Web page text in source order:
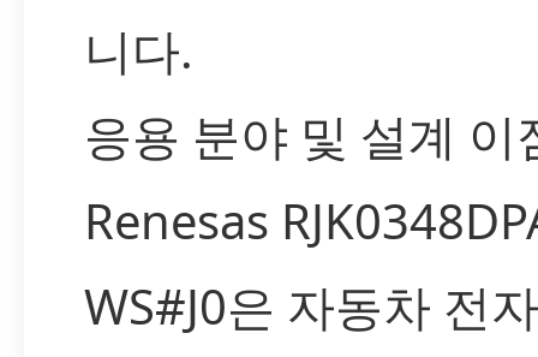
니다.
응용 분야 및 설계 이
Renesas
WS#J0은 자동차 전